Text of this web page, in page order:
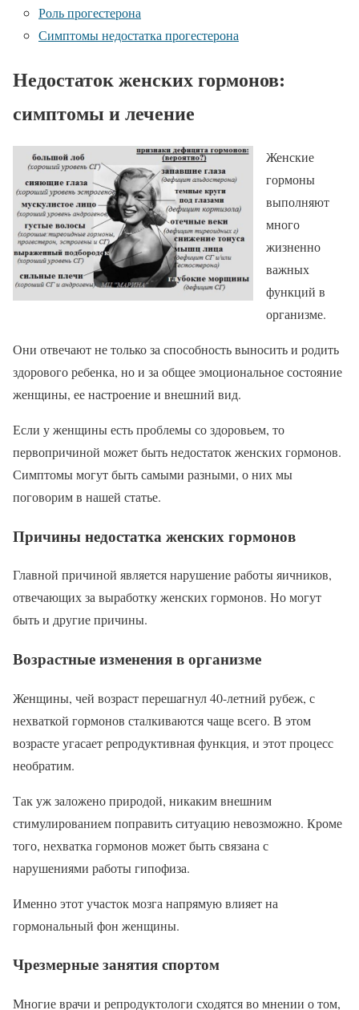
Роль прогестерона
Симптомы недостатка прогестерона
Недостаток женских гормонов:
симптомы и лечение
Женские
гормоны
выполняют
много
жизненно
важных
функций в
организме.
Они отвечают не только за способность выносить и родить
здорового ребенка, но и за общее эмоциональное состояние
женщины, ее настроение и внешний вид.
Если у женщины есть проблемы со здоровьем, то
первопричиной может быть недостаток женских гормонов.
Симптомы могут быть самыми разными, о них мы
поговорим в нашей статье.
Причины недостатка женских гормонов
Главной причиной является нарушение работы яичников,
отвечающих за выработку женских гормонов. Но могут
быть и другие причины.
Возрастные изменения в организме
Женщины, чей возраст перешагнул 40-летний рубеж, с
нехваткой гормонов сталкиваются чаще всего. В этом
возрасте угасает репродуктивная функция, и этот процесс
необратим.
Так уж заложено природой, никаким внешним
стимулированием поправить ситуацию невозможно. Кроме
того, нехватка гормонов может быть связана с
нарушениями работы гипофиза.
Именно этот участок мозга напрямую влияет на
гормональный фон женщины.
Чрезмерные занятия спортом
Многие врачи и репродуктологи сходятся во мнении о том,